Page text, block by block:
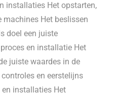
installaties Het opstarten,
machines Het beslissen
doel een juiste
en installatie Het
juiste waardes in de
en eerstelijns
installaties Het